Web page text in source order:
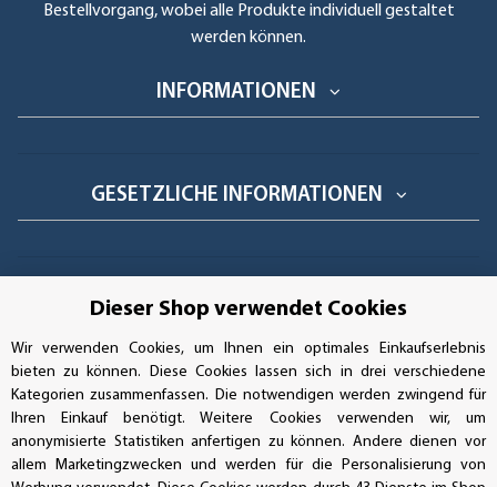
Bestellvorgang, wobei alle Produkte individuell gestaltet
werden können.
INFORMATIONEN
GESETZLICHE INFORMATIONEN
GEPRÜFTE LEISTUNG
AUFKLEBERDEALER STORE
Handwerkerring 1, D-39326 Wolmirstedt
Dieser Shop verwendet Cookies
Wir verwenden Cookies, um Ihnen ein optimales Einkaufserlebnis
bieten zu können. Diese Cookies lassen sich in drei verschiedene
Kategorien zusammenfassen. Die notwendigen werden zwingend für
Ihren Einkauf benötigt. Weitere Cookies verwenden wir, um
anonymisierte Statistiken anfertigen zu können. Andere dienen vor
allem Marketingzwecken und werden für die Personalisierung von